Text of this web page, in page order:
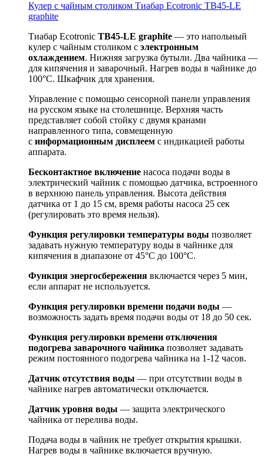
Кулер с чайным столиком Тиабар Ecotronic TB45-LE
graphite
Тиабар Ecotronic TB45-LE graphite — это напольный
кулер с чайным столиком с электронным
охлаждением. Нижняя загрузка бутыли. Два чайника —
для кипячения и заварочный. Нагрев воды в чайнике до
100°С. Шкафчик для хранения.
Управление с помощью сенсорной панели управления
на русском языке на столешнице. Верхняя часть
представляет собой стойку с двумя кранами
направленного типа, совмещенную
с информационным дисплеем с индикацией работы
аппарата.
Бесконтактное включение насоса подачи воды в
электрический чайник с помощью датчика, встроенного
в верхнюю панель управления. Высота действия
датчика от 1 до 15 см, время работы насоса 25 сек
(регулировать это время нельзя).
Функция регулировки температуры воды позволяет
задавать нужную температуру воды в чайнике для
кипячения в диапазоне от 45°С до 100°С.
Функция энергосбережения включается через 5 мин,
если аппарат не используется.
Функция регулировки времени подачи воды —
возможность задать время подачи воды от 18 до 50 сек.
Функция регулировки времени отключения
подогрева заварочного чайника позволяет задавать
режим постоянного подогрева чайника на 1-12 часов.
Датчик отсутствия воды — при отсутствии воды в
чайнике нагрев автоматически отключается.
Датчик уровня воды — защита электрического
чайника от перелива воды.
Подача воды в чайник не требует открытия крышки.
Нагрев воды в чайнике включается вручную.